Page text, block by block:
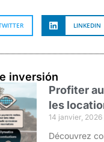
LINKEDIN
inversión
Profiter
les
14 janvier, 2026
Découvrez